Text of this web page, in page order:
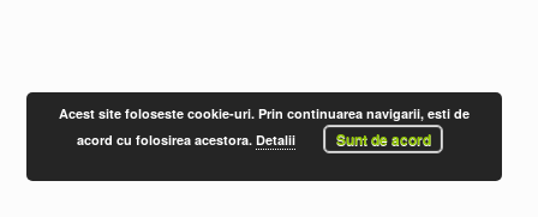
Acest site foloseste cookie-uri. Prin continuarea navigarii, esti de
acord cu folosirea acestora.Detalii Sunt de acord